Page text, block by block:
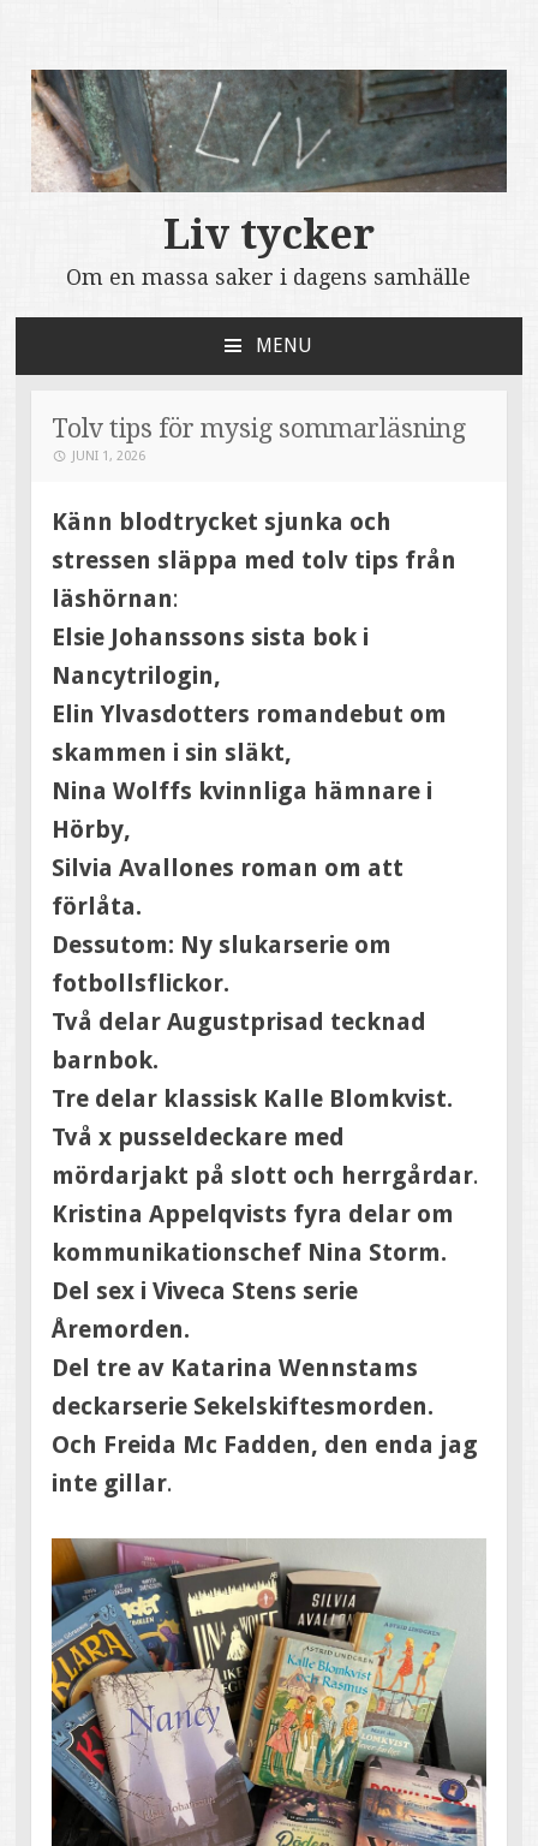
Liv tycker
Om en massa saker i dagens samhälle
MENU
CONTENT
Tolv tips för mysig sommarläsning
JUNI 1, 2026
Känn blodtrycket sjunka och
stressen släppa med tolv tips från
läshörnan:
Elsie Johanssons sista bok i
Nancytrilogin,
Elin Ylvasdotters romandebut om
skammen i sin släkt,
Nina Wolffs kvinnliga hämnare i
Hörby,
Silvia Avallones roman om att
förlåta.
Dessutom: Ny slukarserie om
fotbollsflickor.
Två delar Augustprisad tecknad
barnbok.
Tre delar klassisk Kalle Blomkvist.
Två x pusseldeckare med
mördarjakt på slott och herrgårdar.
Kristina Appelqvists fyra delar om
kommunikationschef Nina Storm.
Del sex i Viveca Stens serie
Åremorden.
Del tre av Katarina Wennstams
deckarserie Sekelskiftesmorden.
Och Freida Mc Fadden, den enda jag
inte gillar.